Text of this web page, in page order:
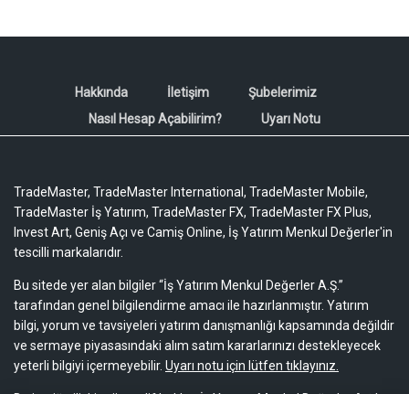
Hakkında İletişim
Şubelerimiz
Nasıl Hesap Açabilirim?
Uyarı Notu
TradeMaster, TradeMaster International, TradeMaster Mobile,
TradeMaster İş Yatırım, TradeMaster FX, TradeMaster FX Plus,
Invest Art, Geniş Açı ve Camiş Online, İş Yatırım Menkul Değerler'in
tescilli markalarıdır.
Bu sitede yer alan bilgiler “İş Yatırım Menkul Değerler A.Ş.”
tarafından genel bilgilendirme amacı ile hazırlanmıştır. Yatırım
bilgi, yorum ve tavsiyeleri yatırım danışmanlığı kapsamında değildir
ve sermaye piyasasındaki alım satım kararlarınızı destekleyecek
yeterli bilgiyi içermeyebilir. Uyarı notu için lütfen tıklayınız.